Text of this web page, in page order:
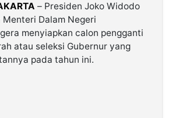
– Presiden Joko Widodo
Dalam Negeri
menyiapkan calon pengganti
atau seleksi Gubernur yang
pada tahun ini.